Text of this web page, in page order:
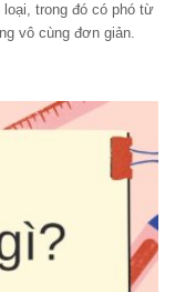
trong đó có phó từ
vô cùng đơn giản.